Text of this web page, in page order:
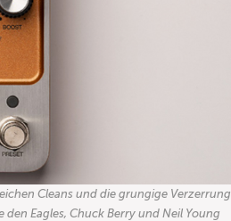
Cleans und die grungige Verzerrung
Eagles, Chuck Berry und Neil Young